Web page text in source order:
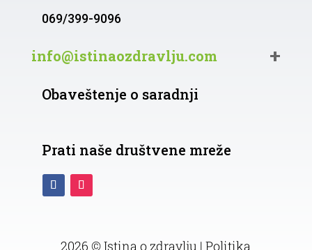
069/399-9096
info@istinaozdravlju.com
Obaveštenje o saradnji
Prati naše društvene mreže
2026 © Istina o zdravlju |Politika